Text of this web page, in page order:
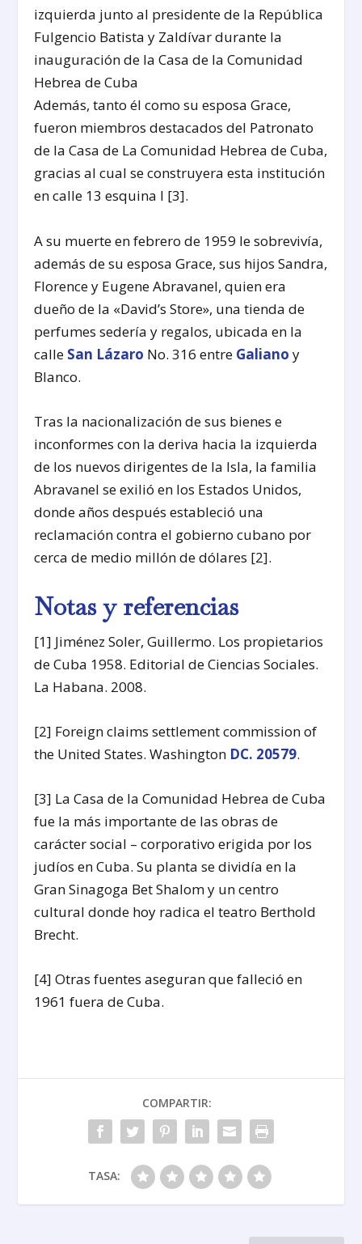
izquierda junto al presidente de la República
Fulgencio Batista y Zaldívar durante la
inauguración de la Casa de la Comunidad
Hebrea de Cuba
Además, tanto él como su esposa Grace,
fueron miembros destacados del Patronato
de la Casa de La Comunidad Hebrea de Cuba,
gracias al cual se construyera esta institución
en calle 13 esquina I [3].
A su muerte en febrero de 1959 le sobrevivía,
además de su esposa Grace, sus hijos Sandra,
Florence y Eugene Abravanel, quien era
dueño de la «David’s Store», una tienda de
perfumes sedería y regalos, ubicada en la
calle San Lázaro No. 316 entre Galiano y
Blanco.
Tras la nacionalización de sus bienes e
inconformes con la deriva hacia la izquierda
de los nuevos dirigentes de la Isla, la familia
Abravanel se exilió en los Estados Unidos,
donde años después estableció una
reclamación contra el gobierno cubano por
cerca de medio millón de dólares [2].
Notas y referencias
[1] Jiménez Soler, Guillermo. Los propietarios
de Cuba 1958. Editorial de Ciencias Sociales.
La Habana. 2008.
[2] Foreign claims settlement commission of
the United States. Washington DC. 20579.
[3] La Casa de la Comunidad Hebrea de Cuba
fue la más importante de las obras de
carácter social – corporativo erigida por los
judíos en Cuba. Su planta se dividía en la
Gran Sinagoga Bet Shalom y un centro
cultural donde hoy radica el teatro Berthold
Brecht.
[4] Otras fuentes aseguran que falleció en
1961 fuera de Cuba.
COMPARTIR:
TASA: